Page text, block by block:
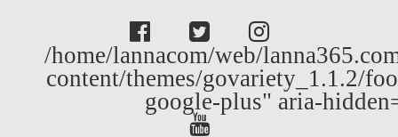
/home/lannacom/web/
content/themes/govariety_1.1.2/
google-plus" aria-